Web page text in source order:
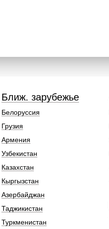
Белоруссия
Грузия
Армения
Узбекистан
Казахстан
Кыргызстан
Азербайджан
Таджикистан
Туркменистан
Ближ. зарубежье